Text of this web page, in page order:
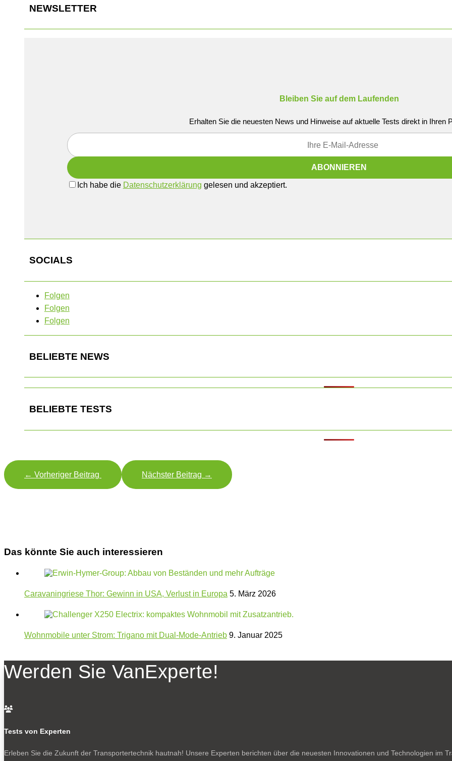
NEWSLETTER
Bleiben Sie auf dem Laufenden
Erhalten Sie die neuesten News und Hinweise auf aktuelle Tests direkt in Ihren
Ich habe die Datenschutzerklärung gelesen und akzeptiert.
SOCIALS
Folgen
Folgen
Folgen
BELIEBTE NEWS
BELIEBTE TESTS
← Vorheriger Beitrag Nächster Beitrag →
Das könnte Sie auch interessieren
Caravaningriese Thor: Gewinn in USA, Verlust in Europa 5. März 2026
Wohnmobile unter Strom: Trigano mit Dual-Mode-Antrieb 9. Januar 2025
Werden Sie VanExperte!

Tests von Experten
Erleben Sie die Zukunft der Transportertechnik hautnah! Unsere Experten berichten über die neuesten Innovationen und Technologien im